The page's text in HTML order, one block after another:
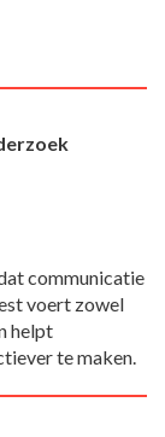
communicatie
voert zowel
helpt
te maken.